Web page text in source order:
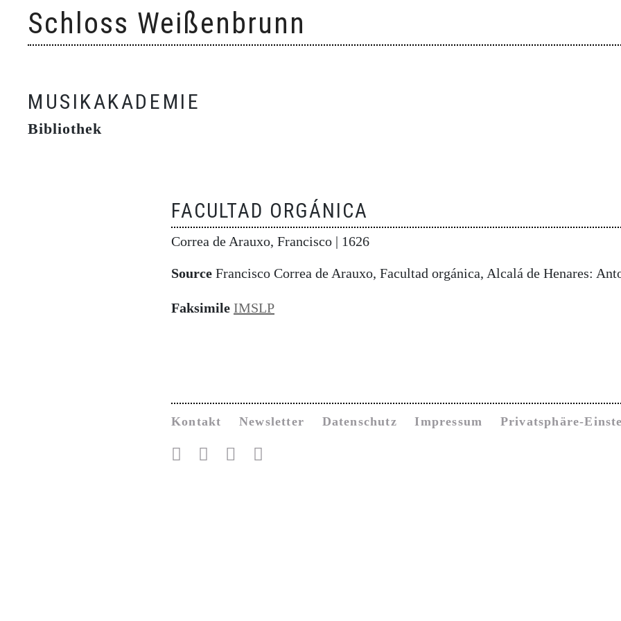
Schloss Weißenbrunn
MUSIKAKADEMIE
Bibliothek
FACULTAD ORGÁNICA
Correa de Arauxo, Francisco | 1626
Source Francisco Correa de Arauxo, Facultad orgánica, Alcalá de Henares:
Faksimile IMSLP
Kontakt Newsletter Datenschutz Impressum Privatsphäre-